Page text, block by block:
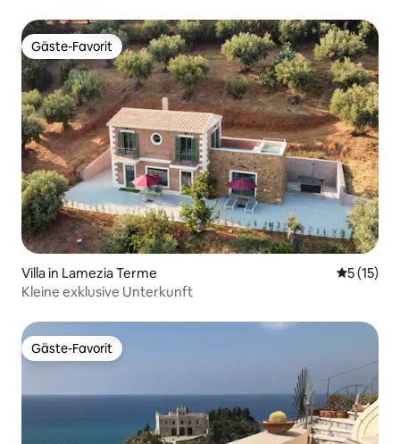
Gäste-Favorit
Gäste-Favorit
Villa in Lamezia Terme
5 (15)
Kleine exklusive Unterkunft
Gäste-Favorit
Gäste-Favorit